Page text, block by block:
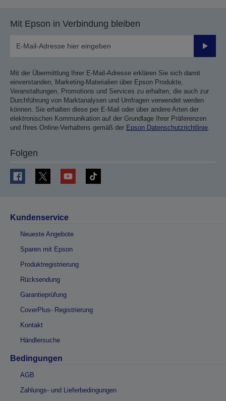
Mit Epson in Verbindung bleiben
Mit der Übermittlung Ihrer E-Mail-Adresse erklären Sie sich damit
einverstanden, Marketing-Materialien über Epson Produkte,
Veranstaltungen, Promotions und Services zu erhalten, die auch zur
Durchführung von Marktanalysen und Umfragen verwendet werden
können. Sie erhalten diese per E-Mail oder über andere Arten der
elektronischen Kommunikation auf der Grundlage Ihrer Präferenzen
und Ihres Online-Verhaltens gemäß der Epson Datenschutzrichtlinie.
Folgen
Kundenservice
Neueste Angebote
Sparen mit Epson
Produktregistrierung
Rücksendung
Garantieprüfung
CoverPlus- Registrierung
Kontakt
Händlersuche
Bedingungen
AGB
Zahlungs- und Lieferbedingungen